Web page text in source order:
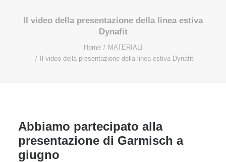
Il video della presentazione della linea estiva
Dynafit
Home
MATERIALI
Il video della presentazione della linea estiva Dynafit
Abbiamo partecipato alla
presentazione di Garmisch a
giugno